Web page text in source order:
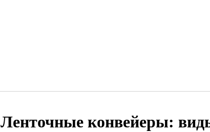
Ленточные конвейеры: